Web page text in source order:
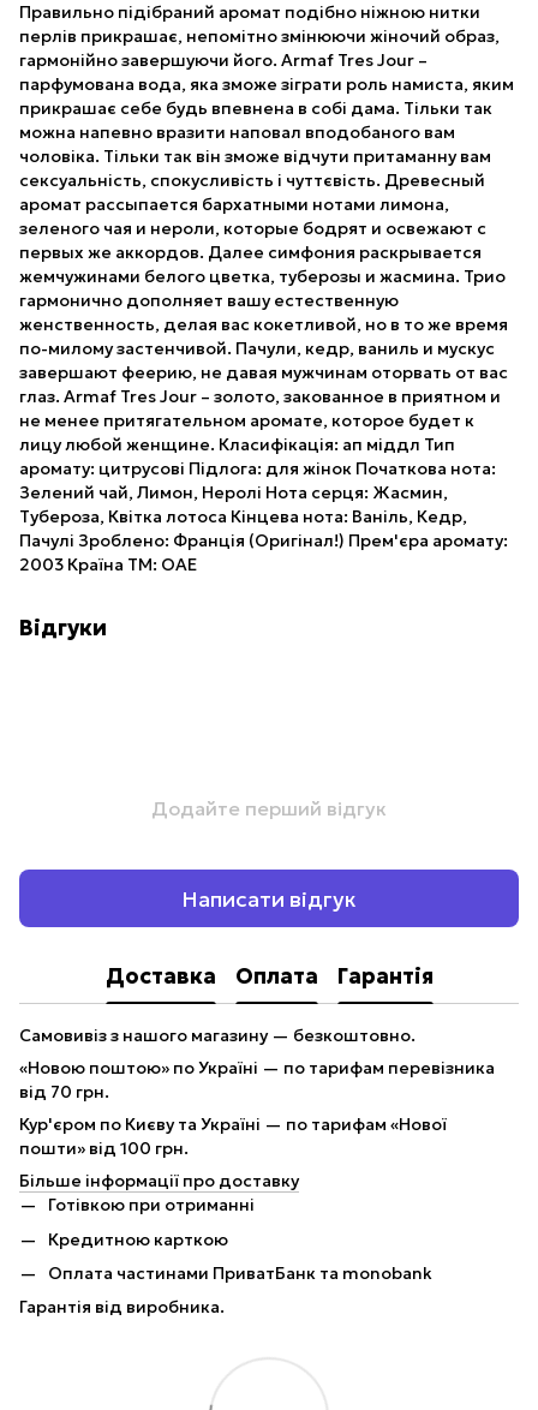
Правильно підібраний аромат подібно ніжною нитки
перлів прикрашає, непомітно змінюючи жіночий образ,
гармонійно завершуючи його. Armaf Tres Jour –
парфумована вода, яка зможе зіграти роль намиста, яким
прикрашає себе будь впевнена в собі дама. Тільки так
можна напевно вразити наповал вподобаного вам
чоловіка. Тільки так він зможе відчути притаманну вам
сексуальність, спокусливість і чуттєвість. Древесный
аромат рассыпается бархатными нотами лимона,
зеленого чая и нероли, которые бодрят и освежают с
первых же аккордов. Далее симфония раскрывается
жемчужинами белого цветка, туберозы и жасмина. Трио
гармонично дополняет вашу естественную
женственность, делая вас кокетливой, но в то же время
по-милому застенчивой. Пачули, кедр, ваниль и мускус
завершают феерию, не давая мужчинам оторвать от вас
глаз. Armaf Tres Jour – золото, закованное в приятном и
не менее притягательном аромате, которое будет к
лицу любой женщине. Класифікація: ап міддл Тип
аромату: цитрусові Підлога: для жінок Початкова нота:
Зелений чай, Лимон, Неролі Нота серця: Жасмин,
Тубероза, Квітка лотоса Кінцева нота: Ваніль, Кедр,
Пачулі Зроблено: Франція (Оригінал!) Прем'єра аромату:
2003 Країна ТМ: ОАЕ
Відгуки
Додайте перший відгук
Написати відгук
Доставка Оплата Гарантія
Самовивіз з нашого магазину — безкоштовно.
«Новою поштою» по Україні — по тарифам перевізника
від 70 грн.
Кур'єром по Києву та Україні — по тарифам «Нової
пошти» від 100 грн.
Більше інформації про доставку
Готівкою при отриманні
Кредитною карткою
Оплата частинами ПриватБанк та monobank
Гарантія від виробника.